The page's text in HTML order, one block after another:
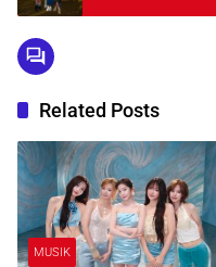
Imlek Nasional
Related Posts
MUSIK